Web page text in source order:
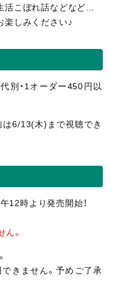
活こぼれ話などなど…
楽しみください♪
代別・1オーダー450円以
は6/13(木)まで視聴でき
12時より発売開始！
。
きません。予めご了承